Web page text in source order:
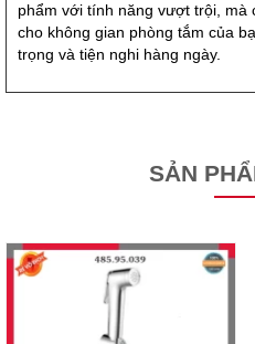
phẩm với tính năng vượt trội, mà
cho không gian phòng tắm của
trọng và tiện nghi hàng ngày.
SẢN